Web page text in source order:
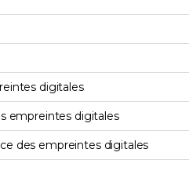
digitales
empreintes digitales
des empreintes digitales